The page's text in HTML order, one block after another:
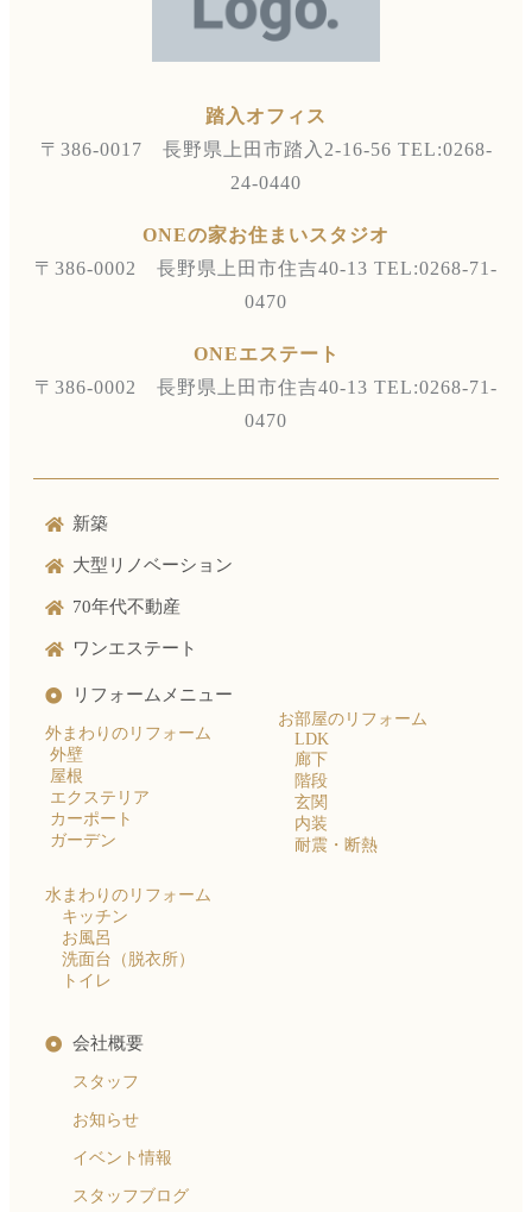
踏入オフィス
〒386-0017 長野県上田市踏入2-16-56 TEL:0268-
24-0440
ONEの家お住まいスタジオ
〒386-0002 長野県上田市住吉40-13 TEL:0268-71-
0470
ONEエステート
〒386-0002 長野県上田市住吉40-13 TEL:0268-71-
0470
新築
大型リノベーション
70年代不動産
ワンエステート
リフォームメニュー
外まわりのリフォーム
外壁
屋根
エクステリア
カーポート
ガーデン
水まわりのリフォーム
キッチン
お風呂
洗面台（脱衣所）
トイレ
お部屋のリフォーム
LDK
廊下
階段
玄関
内装
耐震・断熱
会社概要
スタッフ
お知らせ
イベント情報
スタッフブログ